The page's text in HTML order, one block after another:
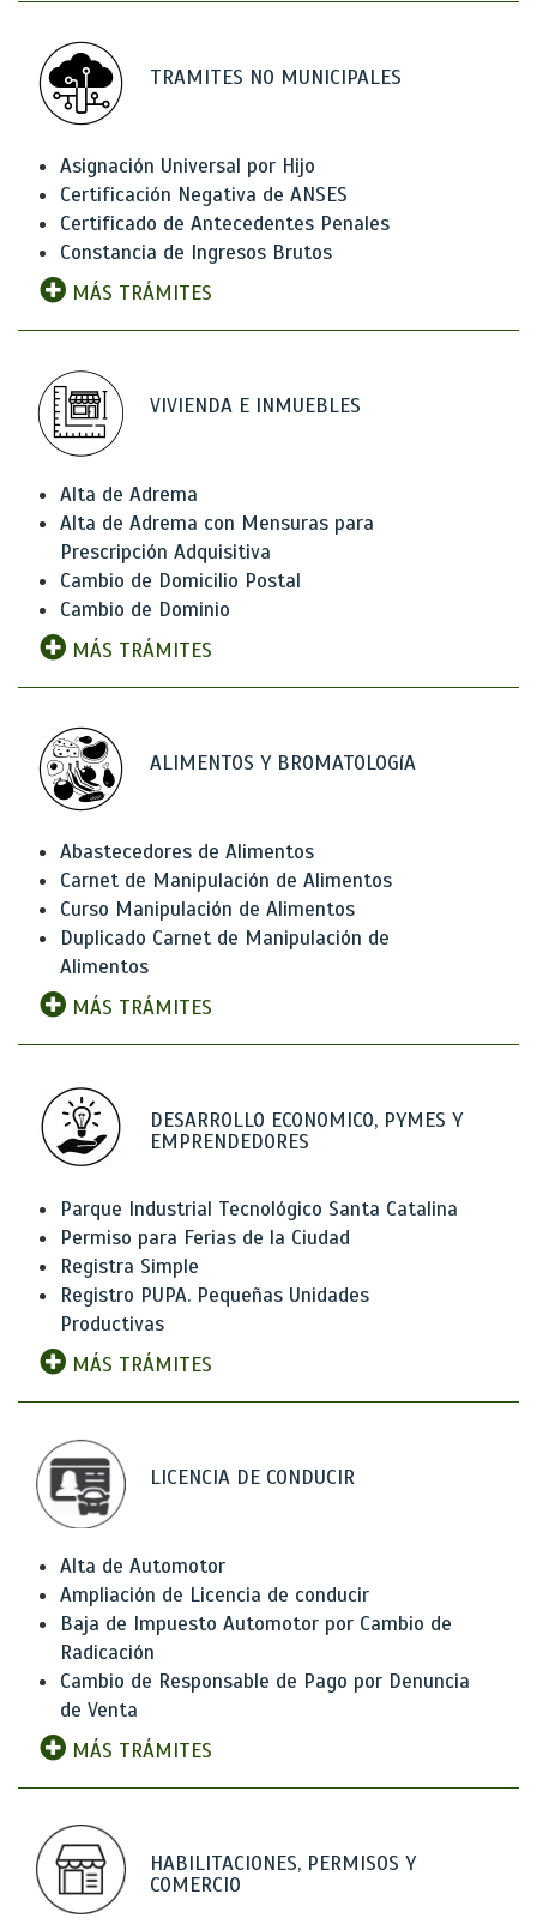
TRAMITES NO MUNICIPALES
Asignación Universal por Hijo
Certificación Negativa de ANSES
Certificado de Antecedentes Penales
Constancia de Ingresos Brutos
MÁS TRÁMITES
VIVIENDA E INMUEBLES
Alta de Adrema
Alta de Adrema con Mensuras para
Prescripción Adquisitiva
Cambio de Domicilio Postal
Cambio de Dominio
MÁS TRÁMITES
ALIMENTOS Y BROMATOLOGíA
Abastecedores de Alimentos
Carnet de Manipulación de Alimentos
Curso Manipulación de Alimentos
Duplicado Carnet de Manipulación de
Alimentos
MÁS TRÁMITES
DESARROLLO ECONOMICO, PYMES Y
EMPRENDEDORES
Parque Industrial Tecnológico Santa Catalina
Permiso para Ferias de la Ciudad
Registra Simple
Registro PUPA. Pequeñas Unidades
Productivas
MÁS TRÁMITES
LICENCIA DE CONDUCIR
Alta de Automotor
Ampliación de Licencia de conducir
Baja de Impuesto Automotor por Cambio de
Radicación
Cambio de Responsable de Pago por Denuncia
de Venta
MÁS TRÁMITES
HABILITACIONES, PERMISOS Y
COMERCIO